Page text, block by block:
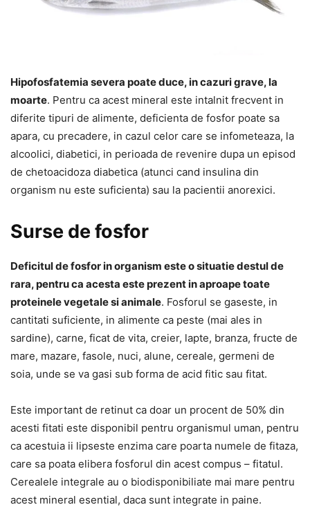
Hipofosfatemia severa poate duce, in cazuri grave, la
moarte. Pentru ca acest mineral este intalnit frecvent in
diferite tipuri de alimente, deficienta de fosfor poate sa
apara, cu precadere, in cazul celor care se infometeaza, la
alcoolici, diabetici, in perioada de revenire dupa un episod
de chetoacidoza diabetica (atunci cand insulina din
organism nu este suficienta) sau la pacientii anorexici.
Surse de fosfor
Deficitul de fosfor in organism este o situatie destul de
rara, pentru ca acesta este prezent in aproape toate
proteinele vegetale si animale. Fosforul se gaseste, in
cantitati suficiente, in alimente ca peste (mai ales in
sardine), carne, ficat de vita, creier, lapte, branza, fructe de
mare, mazare, fasole, nuci, alune, cereale, germeni de
soia, unde se va gasi sub forma de acid fitic sau fitat.
Este important de retinut ca doar un procent de 50% din
acesti fitati este disponibil pentru organismul uman, pentru
ca acestuia ii lipseste enzima care poarta numele de fitaza,
care sa poata elibera fosforul din acest compus – fitatul.
Cerealele integrale au o biodisponibiliate mai mare pentru
acest mineral esential, daca sunt integrate in paine.